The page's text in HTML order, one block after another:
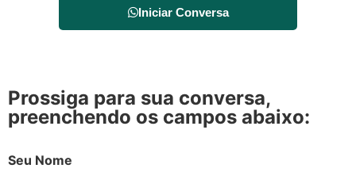
Iniciar Conversa
Prossiga para sua conversa,
preenchendo os campos abaixo:
Seu Nome